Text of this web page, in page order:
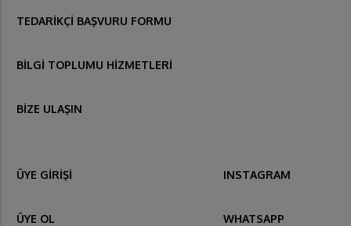
TEDARİKÇİ BAŞVURU FORMU
BİLGİ TOPLUMU HİZMETLERİ
BİZE ULAŞIN
ÜYE GİRİŞİ
ÜYE OL
INSTAGRAM
WHATSAPP